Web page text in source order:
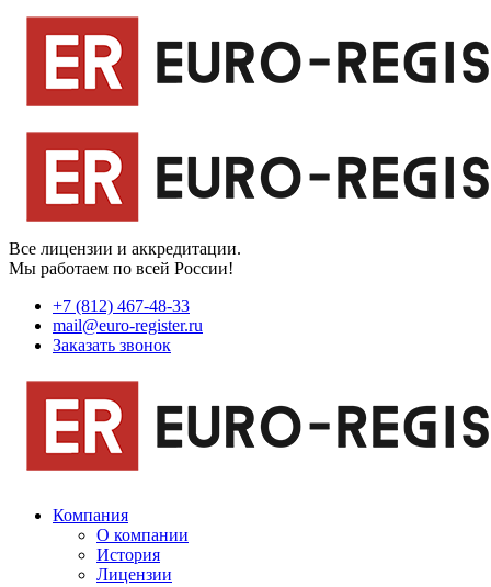
Все лицензии и аккредитации.
Мы работаем по всей России!
+7 (812) 467-48-33
mail@euro-register.ru
Заказать звонок
Компания
О компании
История
Лицензии